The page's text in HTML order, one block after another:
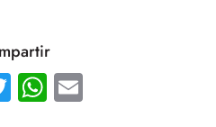
TwitterWhatsApp